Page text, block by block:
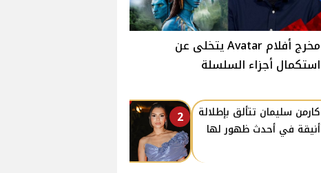
مخرج أفلام Avatar يتخلى عن
استكمال أجزاء السلسلة
2
كارمن سليمان تتألق بإطلالة
أنيقة في أحدث ظهور لها